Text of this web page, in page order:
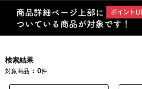
検索結果
対象商品 0件